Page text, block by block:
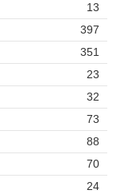
13
397
351
23
32
73
88
70
24